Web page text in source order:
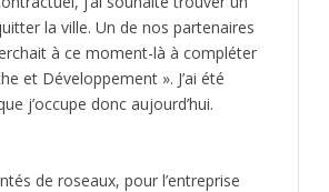
la ville. Un de nos partenaires
à ce moment-là à compléter
et Développement ». J’ai été
j’occupe donc aujourd’hui.
de roseaux, pour l’entreprise